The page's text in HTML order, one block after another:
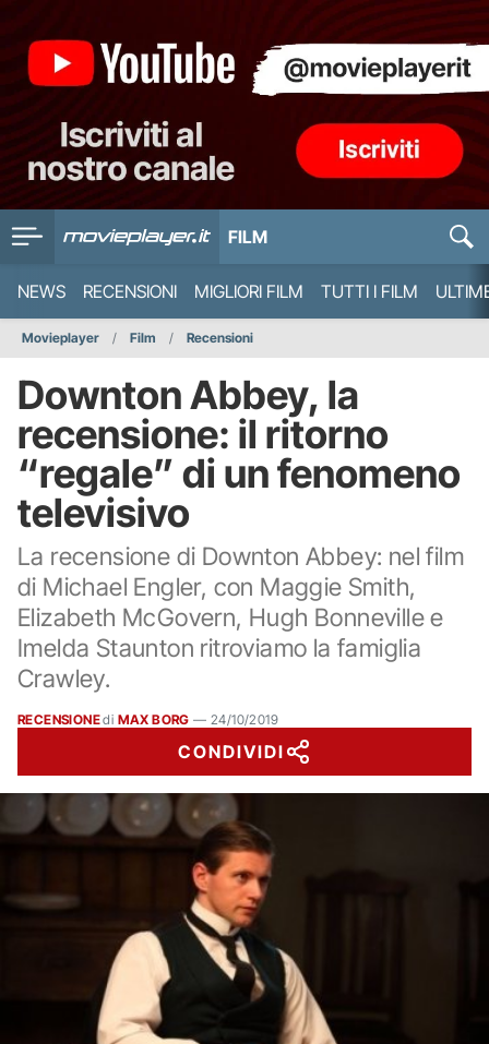
FILM
NEWS RECENSIONI MIGLIORI FILM TUTTI I FILM
Movieplayer Film Recensioni
Downton Abbey, la
recensione: il ritorno
“regale” di un fenomeno
televisivo
La recensione di Downton Abbey: nel film
di Michael Engler, con Maggie Smith,
Elizabeth McGovern, Hugh Bonneville e
Imelda Staunton ritroviamo la famiglia
Crawley.
RECENSIONEdi MAX BORG —24/10/2019
CONDIVIDI